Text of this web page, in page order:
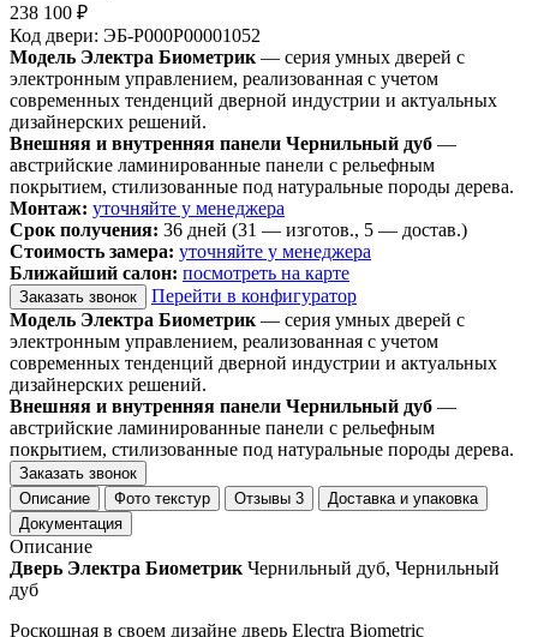
238 100 ₽
Код двери: ЭБ-P000P00001052
Модель Электра Биометрик — серия умных дверей с
электронным управлением, реализованная с учетом
современных тенденций дверной индустрии и актуальных
дизайнерских решений.
Внешняя и внутренняя панели Чернильный дуб —
австрийские ламинированные панели с рельефным
покрытием, стилизованные под натуральные породы дерева.
Монтаж: уточняйте у менеджера
Срок получения: 36 дней (31 — изготов., 5 — достав.)
Стоимость замера: уточняйте у менеджера
Ближайший салон: посмотреть на карте
Заказать звонок
Перейти в конфигуратор
Модель Электра Биометрик — серия умных дверей с
электронным управлением, реализованная с учетом
современных тенденций дверной индустрии и актуальных
дизайнерских решений.
Внешняя и внутренняя панели Чернильный дуб —
австрийские ламинированные панели с рельефным
покрытием, стилизованные под натуральные породы дерева.
Заказать звонок
Описание
Фото текстур Отзывы 3
Доставка и упаковка
Документация
Описание
Дверь Электра Биометрик Чернильный дуб, Чернильный
дуб
Роскошная в своем дизайне дверь Electra Biometric